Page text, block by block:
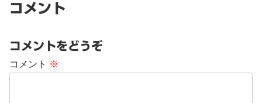
コメント
コメントをどうぞ
コメント ※